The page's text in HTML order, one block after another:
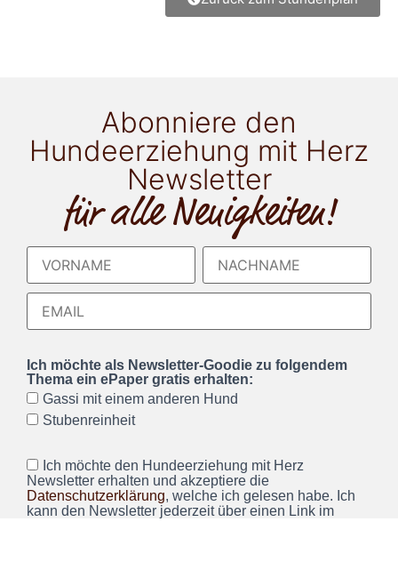
Abonniere den
Hundeerziehung mit Herz
Newsletter
für alle Neuigkeiten!
Ich möchte als Newsletter-Goodie zu folgendem
Thema ein ePaper gratis erhalten:
Gassi mit einem anderen Hund
Stubenreinheit
Ich möchte den Hundeerziehung mit Herz
Newsletter erhalten und akzeptiere die
Datenschutzerklärung, welche ich gelesen habe. Ich
kann den Newsletter jederzeit über einen Link im